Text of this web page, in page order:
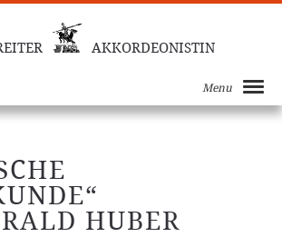
AKKORDEONISTIN
Menu
HUBER